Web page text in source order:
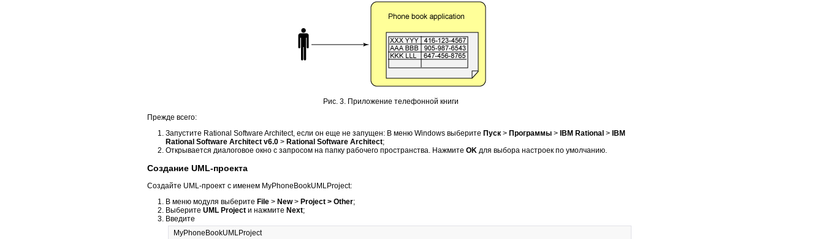
Рис. 3. Приложение телефонной книги
Прежде всего:
Запустите Rational Software Architect, если он еще не запущен: В меню Windows выберите Пуск > Программы > IBM Rational > IBM
Rational Software Architect v6.0 > Rational Software Architect;
Открывается диалоговое окно с запросом на папку рабочего пространства. Нажмите OK для выбора настроек по умолчанию.
Создание UML-проекта
Создайте UML-проект с именем MyPhoneBookUMLProject:
В меню модуля выберите File > New> Project > Other;
Выберите UML Project и нажмите Next;
Введите
MyPhoneBookUMLProject